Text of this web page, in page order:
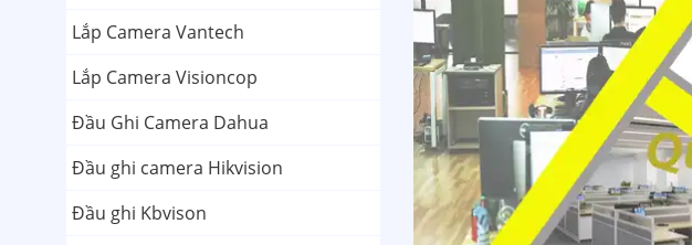
Lắp Camera Vantech
Lắp Camera Visioncop
Đầu Ghi Camera Dahua
Đầu ghi camera Hikvision
Đầu ghi Kbvison